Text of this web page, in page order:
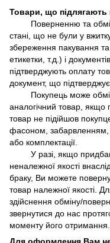
Товари, що підлягають
Поверненню та обміну
стані, що не були у
збереження пакування та
етикетки, т.д.) і
підтверджують оплату
документ, що підтверджує
Покупець може
аналогічний товар, якщо
товар не підійшов
фасоном, забарвленням,
або комплектації.
У разі, якщо
неналежної якості
браку, Ви можете
товар належної якості.
здійснення обміну/
звернутися до нас
моменту його отримання.